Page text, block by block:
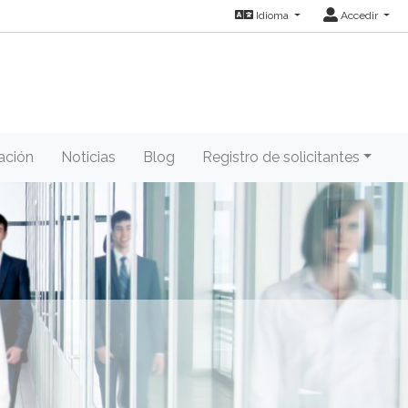
Idioma Accedir
Noticias Blog Registro de solicitantes